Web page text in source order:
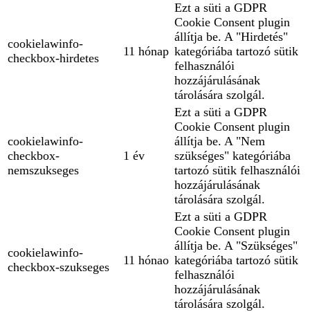
cookielawinfo-
checkbox-hirdetes
11 hónap
Ezt a süti a GDPR
Cookie Consent plugin
állítja be. A "Hirdetés"
kategóriába tartozó sütik
felhasználói
hozzájárulásának
tárolására szolgál.
cookielawinfo-
checkbox-
nemszukseges
1 év
Ezt a süti a GDPR
Cookie Consent plugin
állítja be. A "Nem
szükséges" kategóriába
tartozó sütik felhasználói
hozzájárulásának
tárolására szolgál.
cookielawinfo-
checkbox-szukseges
11 hónao
Ezt a süti a GDPR
Cookie Consent plugin
állítja be. A "Szükséges"
kategóriába tartozó sütik
felhasználói
hozzájárulásának
tárolására szolgál.